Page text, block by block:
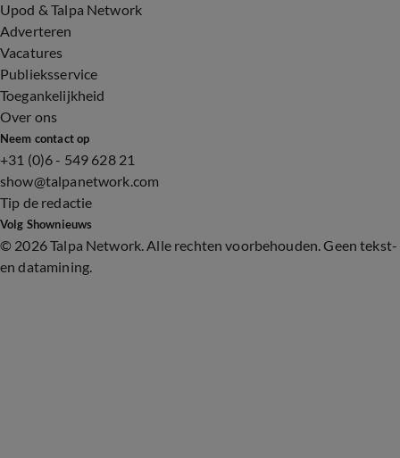
Upod & Talpa Network
Adverteren
Vacatures
Publieksservice
Toegankelijkheid
Over ons
Neem contact op
+31 (0)6 - 549 628 21
show@talpanetwork.com
Tip de redactie
Volg Shownieuws
© 2026 Talpa Network. Alle rechten voorbehouden. Geen tekst-
en datamining.